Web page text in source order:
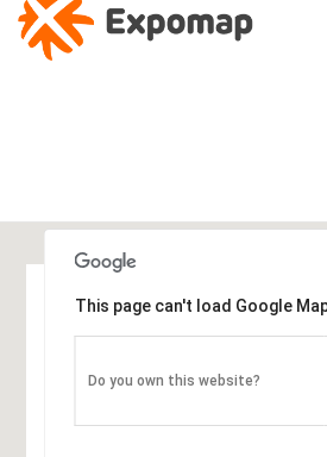
This page can't load Google
Do you own this website?
Программный комитет